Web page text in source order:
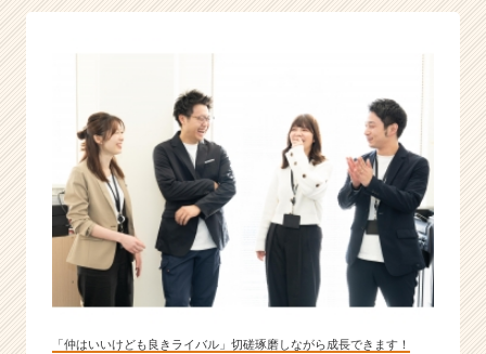
大
ー
デ
ィ
ン
グ
カ
ン
パ
ー
「仲はいいけども良きライバル」切磋琢磨しながら成長できます！